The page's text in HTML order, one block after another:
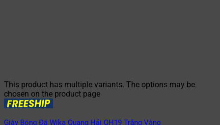
This product has multiple variants. The options may be
chosen on the product page
Giày Bóng Đá Wika Quang Hải QH19 Trắng Vàng